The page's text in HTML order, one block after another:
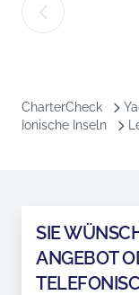
CharterCheck
Ionische Inseln
SIE
ANGEBOT